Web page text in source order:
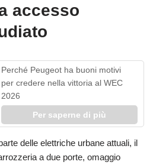
accesso
Perché Peugeot ha buoni motivi
per credere nella vittoria al WEC
2026
Per saperne di più
delle elettriche urbane attuali, il
a due porte, omaggio